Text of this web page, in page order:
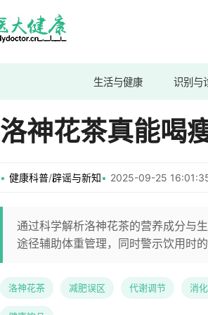
生活与健康 识别与
洛神花茶真能喝
健康科普/辟谣与新知 2025-09-25
通过科学解析洛神花茶的营养成分与
途径辅助体重管理，同时警示饮用时
洛神花茶 减肥误区 代谢调节 消